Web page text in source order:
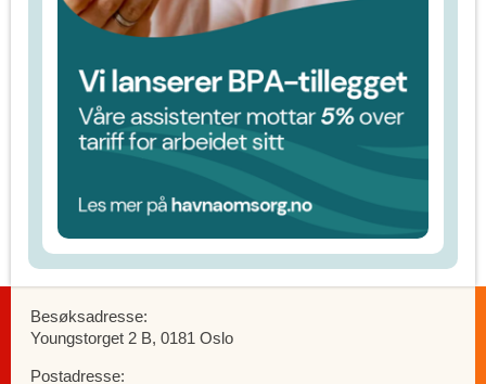
Besøksadresse:
Youngstorget 2 B, 0181 Oslo
Postadresse: